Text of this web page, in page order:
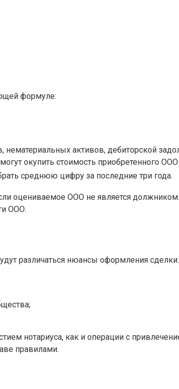
формуле:
активов, дебиторской
окупить стоимость приобретенного
среднюю цифру за последние три года.
оцениваемое ООО не является
ООО.
различаться нюансы оформления
нотариуса, как и операции с
правилами.